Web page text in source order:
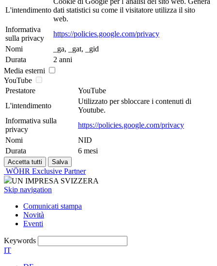
L'intendimento dati statistici su come il visitatore utilizza il sito
web.
Informativa
sulla privacy
https://policies.google.com/privacy
Nomi
_ga, _gat, _gid
Durata
2 anni
Media esterni
YouTube
Prestatore
YouTube
L'intendimento
Utilizzato per sbloccare i contenuti di
Youtube.
Informativa sulla
privacy
https://policies.google.com/privacy
Nomi
NID
Durata
6 mesi
WÖHR Exclusive Partner
UN IMPRESA SVIZZERA
Skip navigation
Comunicati stampa
Novità
Eventi
Keywords
IT